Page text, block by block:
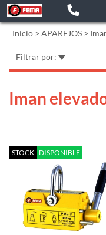
Inicio > APAREJOS >
Filtrar por:
Iman
STOCK DISPONIBLE